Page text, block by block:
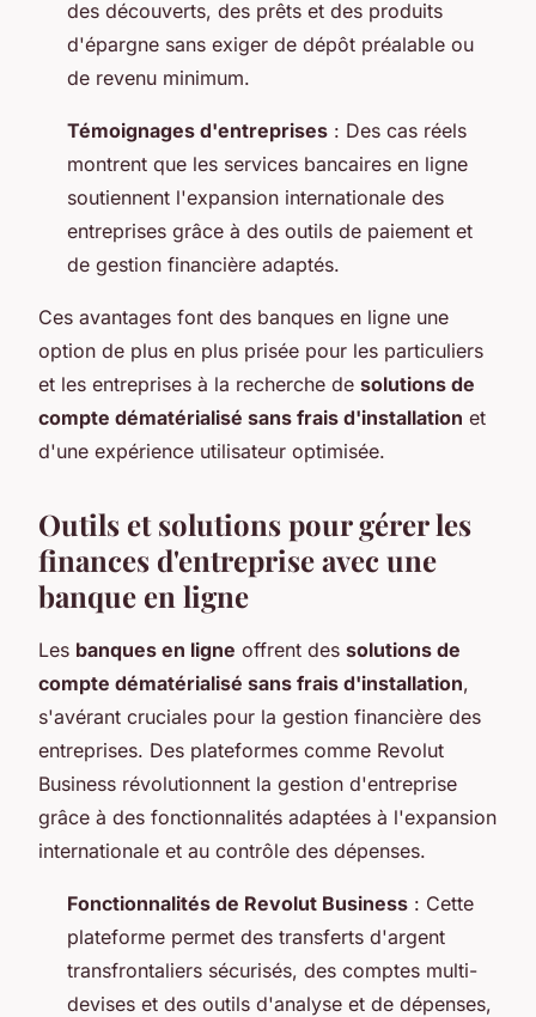
des découverts, des prêts et des produits
d'épargne sans exiger de dépôt préalable ou
de revenu minimum.
Témoignages d'entreprises : Des cas réels
montrent que les services bancaires en ligne
soutiennent l'expansion internationale des
entreprises grâce à des outils de paiement et
de gestion financière adaptés.
Ces avantages font des banques en ligne une
option de plus en plus prisée pour les particuliers
et les entreprises à la recherche de solutions de
compte dématérialisé sans frais d'installation et
d'une expérience utilisateur optimisée.
Outils et solutions pour gérer les
finances d'entreprise avec une
banque en ligne
Les banques en ligne offrent des solutions de
compte dématérialisé sans frais d'installation,
s'avérant cruciales pour la gestion financière des
entreprises. Des plateformes comme Revolut
Business révolutionnent la gestion d'entreprise
grâce à des fonctionnalités adaptées à l'expansion
internationale et au contrôle des dépenses.
Fonctionnalités de Revolut Business : Cette
plateforme permet des transferts d'argent
transfrontaliers sécurisés, des comptes multi-
devises et des outils d'analyse et de dépenses,